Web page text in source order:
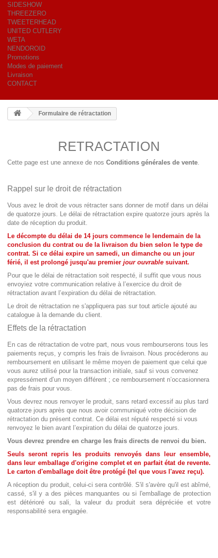
SIDESHOW
THREEZERO
TWEETERHEAD
UNITED CUTLERY
WETA
NENDOROID
Promotions
Modes de paiement
Livraison
CONTACT
Formulaire de rétractation
RETRACTATION
Cette page est une annexe de nos Conditions générales de vente
Rappel sur le droit de rétractation
Vous avez le droit de vous rétracter sans donner de motif dans un délai
de quatorze jours. Le délai de rétractation expire quatorze jours après la
date de réception du produit.
Le décompte du délai de 14 jours commence le lendemain de la
conclusion du contrat ou de la livraison du bien selon le type de
contrat. Si ce délai expire un samedi, un dimanche ou un jour
férié, il est prolongé jusqu'au premier jour ouvrable suivant.
Pour que le délai de rétractation soit respecté, il suffit que vous nous
envoyiez votre communication relative à l’exercice du droit de
rétractation avant l’expiration du délai de rétractation.
Le droit de rétractation ne s'appliquera pas sur tout article ajouté au
catalogue à la demande du client.
Effets de la rétractation
En cas de rétractation de votre part, nous vous rembourserons tous les
paiements reçus, y compris les frais de livraison. Nous procéderons au
remboursement en utilisant le même moyen de paiement que celui que
vous aurez utilisé pour la transaction initiale, sauf si vous convenez
expressément d’un moyen différent ; ce remboursement n’occasionnera
pas de frais pour vous.
Vous devrez nous renvoyer le produit, sans retard excessif au plus tard
quatorze jours après que nous avoir communiqué votre décision de
rétractation du présent contrat. Ce délai est réputé respecté si vous
renvoyez le bien avant l’expiration du délai de quatorze jours.
Vous devrez prendre en charge les frais directs de renvoi du bien.
Seuls seront repris les produits renvoyés dans leur ensemble,
dans leur emballage d'origine complet et en parfait état de revente.
Le carton d'emballage doit être protégé (tel que vous l'avez reçu).
A réception du produit, celui-ci sera contrôlé. S'il s'avère qu'il est abîmé,
cassé, s'il y a des pièces manquantes ou si l'emballage de protection
est détérioré ou sali, la valeur du produit sera dépréciée et votre
responsabilité sera engagée.